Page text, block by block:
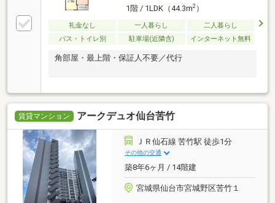
1階 / 1LDK（44.3m2）
礼金なし 一人暮らし
二人暮らし
バス・トイレ別
駐車場(近隣含) インターネット無料
角部屋・最上階・保証人不要／代行
賃貸マンション アークデュオ仙台苦竹
ＪＲ仙石線 苦竹駅 徒歩1分
その他の交通
築8年6ヶ月 / 14階建
宮城県仙台市宮城野区苦竹１